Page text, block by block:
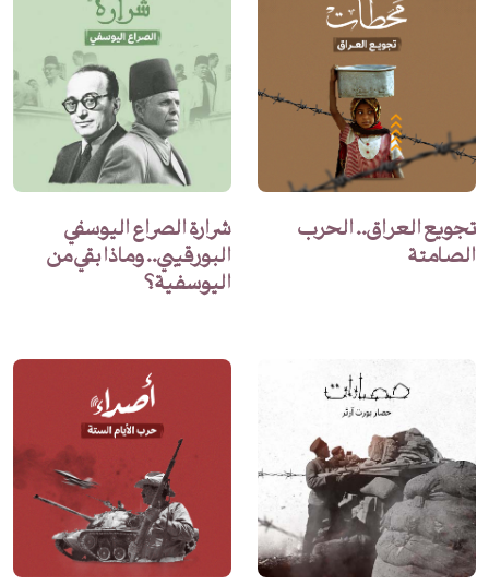
تجويع العراق.. الحرب
الصامتة
شرارة الصراع اليوسفي
البورقيبي.. وماذا بقي من
اليوسفية؟